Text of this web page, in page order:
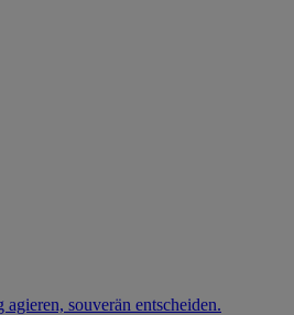
agieren, souverän entscheiden.